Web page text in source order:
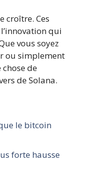
croître. Ces
qui
vous soyez
ou simplement
de
de Solana.
le bitcoin
forte hausse